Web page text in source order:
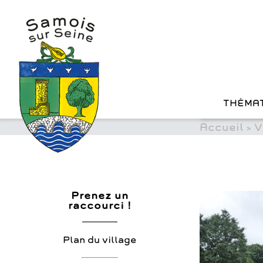
content
Prenez un
raccourci !
Plan du village
Accueil >